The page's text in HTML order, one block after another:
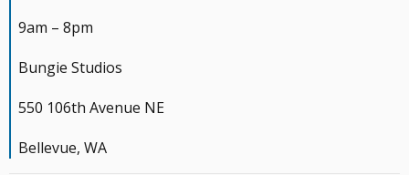
9am – 8pm
Bungie Studios
550 106th Avenue NE
Bellevue, WA